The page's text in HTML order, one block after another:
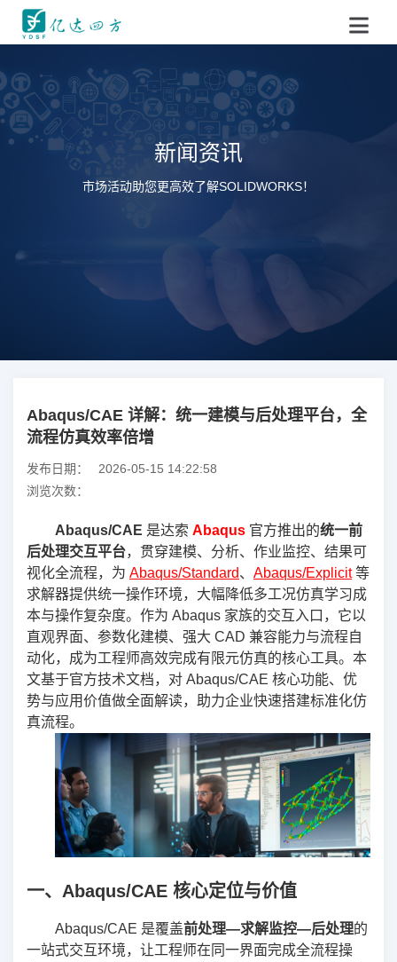
新闻资讯
市场活动助您更高效了解SOLIDWORKS！
Abaqus/CAE 详解：统一建模与后处理平台，全
流程仿真效率倍增
发布日期：
2026-05-15 14:22:58
浏览次数：
Abaqus/CAE 是达索 Abaqus 官方推出的统一前
后处理交互平台，贯穿建模、分析、作业监控、结果可
视化全流程，为 Abaqus/Standard、 Abaqus/Explicit等
求解器提供统一操作环境，大幅降低多工况仿真学习成
本与操作复杂度。作为 Abaqus 家族的交互入口，它以
直观界面、参数化建模、强大 CAD 兼容能力与流程自
动化，成为工程师高效完成有限元仿真的核心工具。本
文基于官方技术文档，对 Abaqus/CAE 核心功能、优
势与应用价值做全面解读，助力企业快速搭建标准化仿
真流程。
一、Abaqus/CAE 核心定位与价值
Abaqus/CAE 是覆盖前处理—求解监控—后处理的
一站式交互环境，让工程师在同一界面完成全流程操